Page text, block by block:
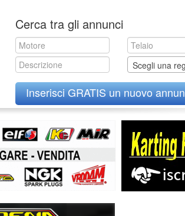
to
content
Cerca tra gli annunci
Scegli una
Inserisci GRATIS un nuovo